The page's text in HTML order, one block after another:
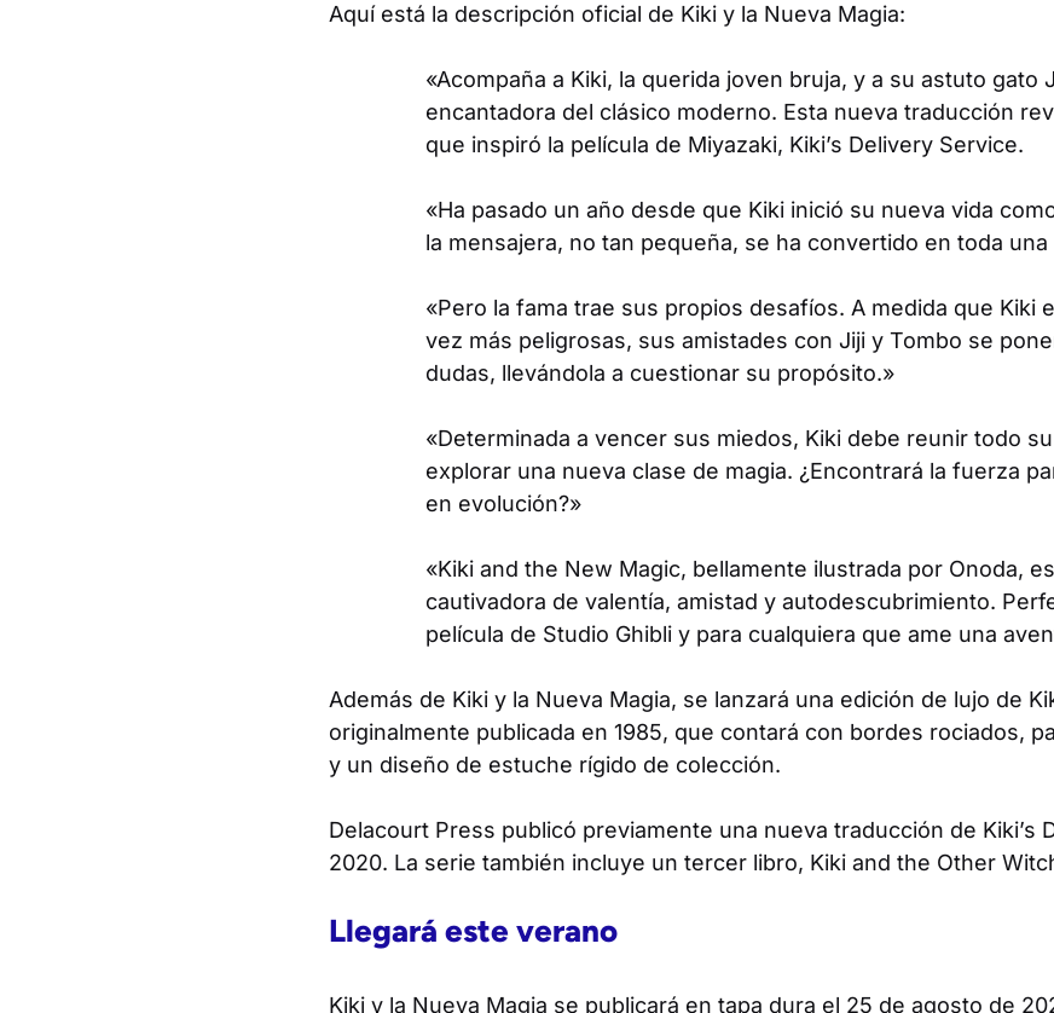
Aquí está la descripción oficial de Kiki y la Nueva Magia:
«Acompaña a Kiki, la querida joven bruja, y a su astuto gato
encantadora del clásico moderno. Esta nueva traducción
que inspiró la película de Miyazaki, Kiki’s Delivery Service.
«Ha pasado un año desde que Kiki inició su nueva vida
la mensajera, no tan pequeña, se ha convertido en toda
«Pero la fama trae sus propios desafíos. A medida que Kiki
vez más peligrosas, sus amistades con Jiji y Tombo se
dudas, llevándola a cuestionar su propósito.»
«Determinada a vencer sus miedos, Kiki debe reunir todo
explorar una nueva clase de magia. ¿Encontrará la fuerza
en evolución?»
«Kiki and the New Magic, bellamente ilustrada por Onoda,
cautivadora de valentía, amistad y autodescubrimiento.
película de Studio Ghibli y para cualquiera que ame una
Además de Kiki y la Nueva Magia, se lanzará una edición de lujo de
originalmente publicada en 1985, que contará con bordes rociados,
y un diseño de estuche rígido de colección.
Delacourt Press publicó previamente una nueva traducción de Kiki’s
2020. La serie también incluye un tercer libro, Kiki and the Other
Llegará este verano
Kiki y la Nueva Magia se publicará en tapa dura el 25 de agosto de